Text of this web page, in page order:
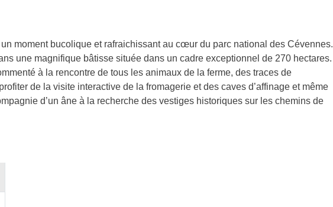
moment bucolique et rafraichissant au cœur du parc national des Cévennes.
une magnifique bâtisse située dans un cadre exceptionnel de 270 hectares.
à la rencontre de tous les animaux de la ferme, des traces de
de la visite interactive de la fromagerie et des caves d’affinage et même
d’un âne à la recherche des vestiges historiques sur les chemins de